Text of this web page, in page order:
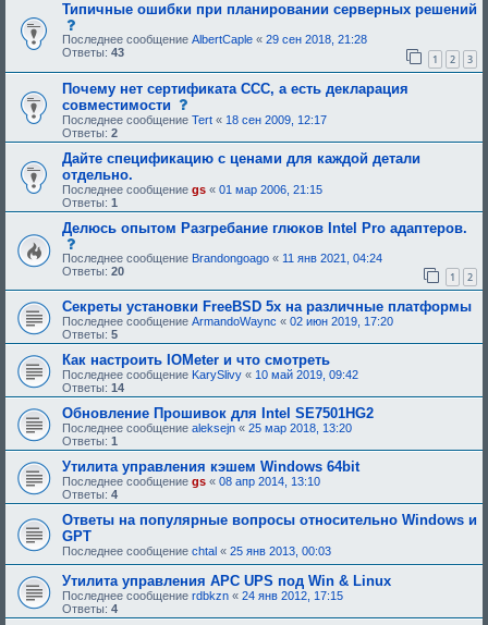
Типичные ошибки при планировании серверных решений
о
о
щ
е
н
и
е
,
т
р
е
б
у
щ
е
о
б
р
е
и
я
:
Последнее сообщение AlbertCaple « 29 сен 2018, 21:28
Ответы: 43 1 2 3
Почему нет сертификата ССС, а есть декларация
совместимости
о
о
б
щ
е
и
т
е
щ
е
д
о
е
н
я
:
Последнее сообщение Tert « 18 сен 2009, 12:17
Ответы: 2
Дайте спецификацию с ценами для каждой детали
отдельно.
Последнее сообщение gs « 01 мар 2006, 21:15
Ответы: 1
Делюсь опытом Разгребание глюков Intel Pro адаптеров.
о
о
щ
е
н
и
е
,
т
р
е
б
у
ю
щ
е
е
о
д
о
б
р
е
н
и
я
:
Последнее сообщение Brandongoago « 11 янв 2021, 04:24
Ответы: 20 1 2
Секреты установки FreeBSD 5x на различные платформы
Последнее сообщение ArmandoWaync « 02 июн 2019, 17:20
Ответы: 5
Как настроить IOMeter и что смотреть
Последнее сообщение KarySlivy « 10 май 2019, 09:42
Ответы: 14
Обновление Прошивок для Intel SE7501HG2
Последнее сообщение aleksejn « 25 мар 2018, 13:20
Ответы: 1
Утилита управления кэшем Windows 64bit
Последнее сообщение gs « 08 апр 2014, 13:10
Ответы: 4
Ответы на популярные вопросы относительно Windows и
GPT
Последнее сообщение chtal « 25 янв 2013, 00:03
Утилита управления APC UPS под Win & Linux
Последнее сообщение rdbkzn « 24 янв 2012, 17:15
Ответы: 4